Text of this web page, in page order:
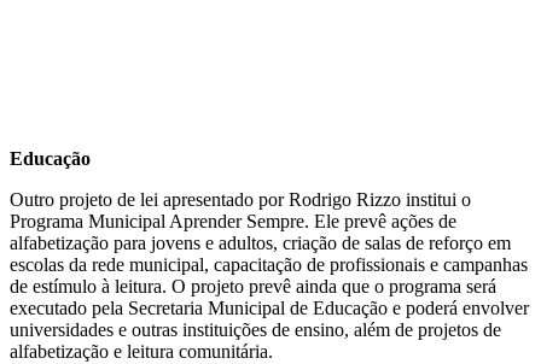
Educação
Outro projeto de lei apresentado por Rodrigo Rizzo institui o
Programa Municipal Aprender Sempre. Ele prevê ações de
alfabetização para jovens e adultos, criação de salas de reforço em
escolas da rede municipal, capacitação de profissionais e campanhas
de estímulo à leitura. O projeto prevê ainda que o programa será
executado pela Secretaria Municipal de Educação e poderá envolver
universidades e outras instituições de ensino, além de projetos de
alfabetização e leitura comunitária.